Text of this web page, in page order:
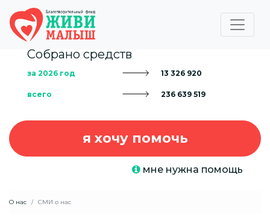
Собрано средств
за 2026 год 13 326 920
всего 236 639 519
я хочу помочь
мне нужна помощь
О нас СМИ о нас